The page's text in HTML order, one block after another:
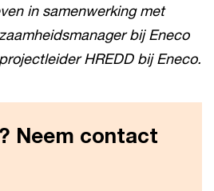
in samenwerking met
bij Eneco
HREDD bij Eneco.
Neem contact